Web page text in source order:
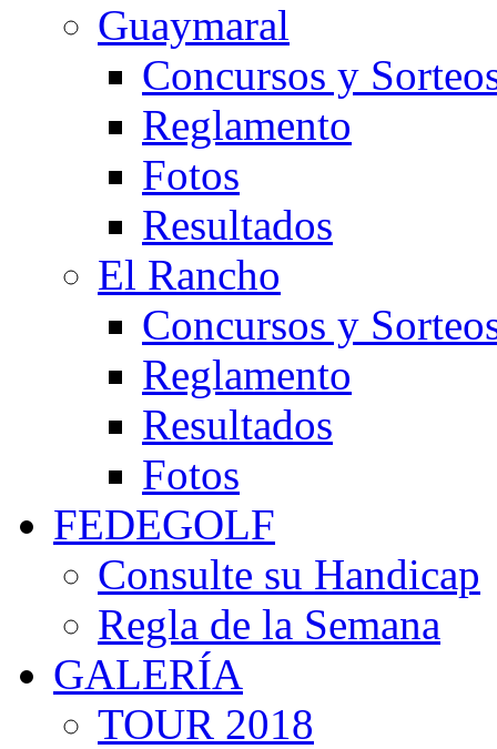
Guaymaral
Concursos y
Reglamento
Fotos
Resultados
El Rancho
Concursos y
Reglamento
Resultados
Fotos
FEDEGOLF
Consulte su Handicap
Regla de la Semana
GALERÍA
TOUR 2018